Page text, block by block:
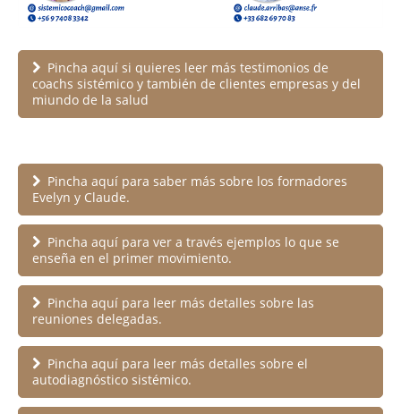
Pincha aquí si quieres leer más testimonios de
coachs sistémico y también de clientes empresas y del
miundo de la salud
Pincha aquí para saber más sobre los formadores
Evelyn y Claude.
Pincha aquí para ver a través ejemplos lo que se
enseña en el primer movimiento.
Pincha aquí para leer más detalles sobre las
reuniones delegadas.
Pincha aquí para leer más detalles sobre el
autodiagnóstico sistémico.